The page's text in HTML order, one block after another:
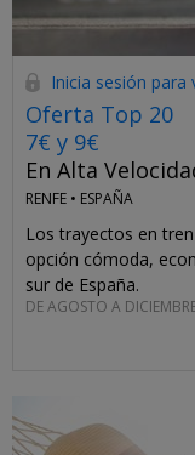
Inicia sesión
Oferta Top 20
7€ y 9€
En Alta
RENFE • ESPAÑA
Los trayectos en
opción cómoda,
sur de España.
DE AGOSTO A